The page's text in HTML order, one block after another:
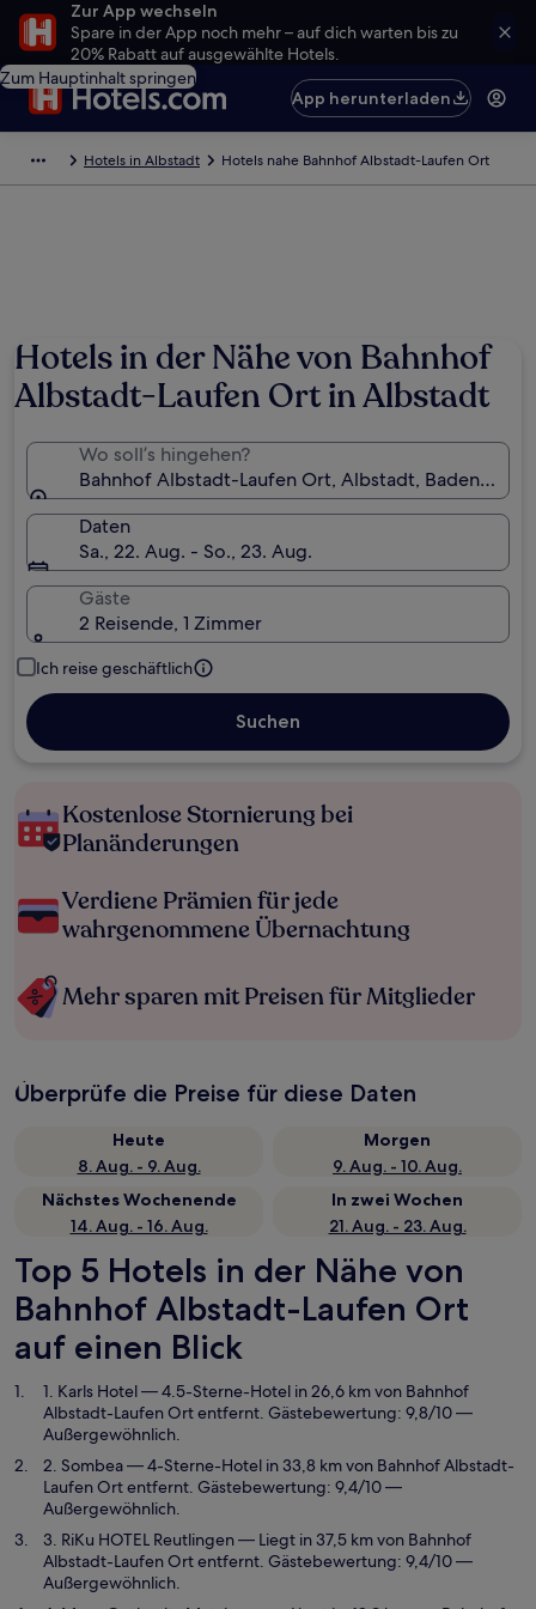
Zur App wechseln
Spare in der App noch mehr – auf dich warten bis zu
20% Rabatt auf ausgewählte Hotels.
Zum Hauptinhalt springen
App herunterladen
Hotels in Albstadt Hotels nahe Bahnhof Albstadt-Laufen Ort
Hotels in der Nähe von Bahnhof
Albstadt-Laufen Ort in Albstadt
Wo soll’s hingehen?
Bahnhof Albstadt-Laufen Ort, Albstadt, Baden-
Daten
Sa., 22. Aug. - So., 23. Aug.
Gäste
2 Reisende, 1 Zimmer
Ich reise geschäftlich
Suchen
Kostenlose Stornierung bei
Planänderungen
Verdiene Prämien für jede
wahrgenommene Übernachtung
Mehr sparen mit Preisen für Mitglieder
Überprüfe die Preise für diese Daten
Heute
8. Aug. - 9. Aug.
Morgen
9. Aug. - 10. Aug.
Nächstes Wochenende
14. Aug. - 16. Aug.
In zwei Wochen
21. Aug. - 23. Aug.
Top 5 Hotels in der Nähe von
Bahnhof Albstadt-Laufen Ort
auf einen Blick
1. Karls Hotel— 4.5-Sterne-Hotel in 26,6 km von Bahnhof
Albstadt-Laufen Ort entfernt. Gästebewertung: 9,8/10 —
Außergewöhnlich.
2. Sombea— 4-Sterne-Hotel in 33,8 km von Bahnhof Albstadt-
Laufen Ort entfernt. Gästebewertung: 9,4/10 —
Außergewöhnlich.
3. RiKu HOTEL Reutlingen— Liegt in 37,5 km von Bahnhof
Albstadt-Laufen Ort entfernt. Gästebewertung: 9,4/10 —
Außergewöhnlich.